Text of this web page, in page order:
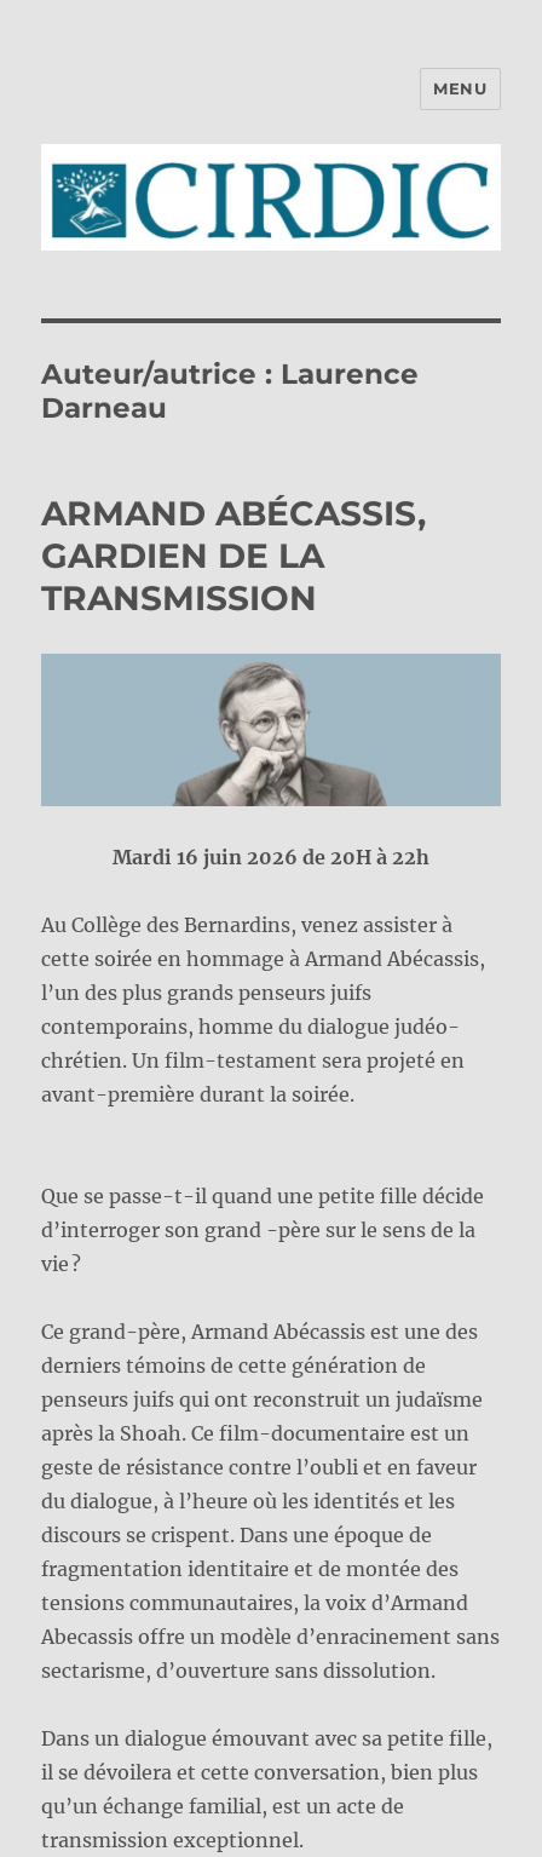
MENU
Auteur/autrice : Laurence
Darneau
ARMAND ABÉCASSIS,
GARDIEN DE LA
TRANSMISSION
Mardi 16 juin 2026 de 20H à 22h
Au Collège des Bernardins, venez assister à
cette soirée en hommage à Armand Abécassis,
l’un des plus grands penseurs juifs
contemporains, homme du dialogue judéo-
chrétien. Un film-testament sera projeté en
avant-première durant la soirée.
Que se passe-t-il quand une petite fille décide
d’interroger son grand -père sur le sens de la
vie ?
Ce grand-père, Armand Abécassis est une des
derniers témoins de cette génération de
penseurs juifs qui ont reconstruit un judaïsme
après la Shoah. Ce film-documentaire est un
geste de résistance contre l’oubli et en faveur
du dialogue, à l’heure où les identités et les
discours se crispent. Dans une époque de
fragmentation identitaire et de montée des
tensions communautaires, la voix d’Armand
Abecassis offre un modèle d’enracinement sans
sectarisme, d’ouverture sans dissolution.
Dans un dialogue émouvant avec sa petite fille,
il se dévoilera et cette conversation, bien plus
qu’un échange familial, est un acte de
transmission exceptionnel.